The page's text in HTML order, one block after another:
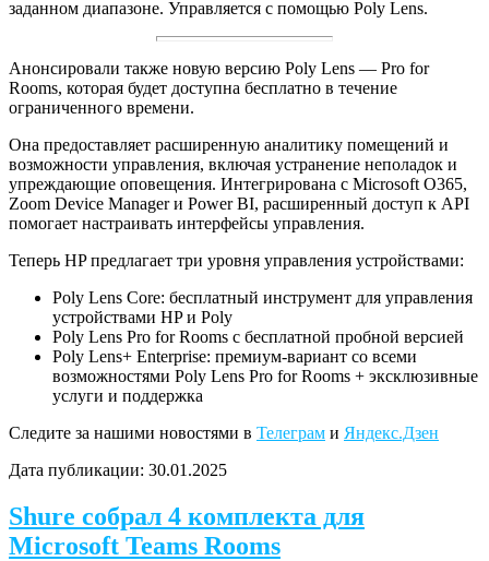
заданном диапазоне. Управляется с помощью Poly Lens.
Анонсировали также новую версию Poly Lens — Pro for
Rooms, которая будет доступна бесплатно в течение
ограниченного времени.
Она предоставляет расширенную аналитику помещений и
возможности управления, включая устранение неполадок и
упреждающие оповещения. Интегрирована с Microsoft O365,
Zoom Device Manager и Power BI, расширенный доступ к API
помогает настраивать интерфейсы управления.
Теперь HP предлагает три уровня управления устройствами:
Poly Lens Core: бесплатный инструмент для управления
устройствами HP и Poly
Poly Lens Pro for Rooms с бесплатной пробной версией
Poly Lens+ Enterprise: премиум-вариант со всеми
возможностями Poly Lens Pro for Rooms + эксклюзивные
услуги и поддержка
Следите за нашими новостями в Телеграм и Яндекс.Дзен
Дата публикации: 30.01.2025
Shure собрал 4 комплекта для
Microsoft Teams Rooms